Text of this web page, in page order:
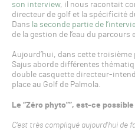
son interview, il nous racontait
directeur de golf et la spécificité
Dans la seconde partie de
de la gestion de l’eau du
Aujourd’hui, dans cette troisième
Sajus aborde différentes
double casquette directeur-
place au Golf de Palmola.
Le “Zéro phyto””, est-ce possible
C’est très compliqué aujourd’hui de